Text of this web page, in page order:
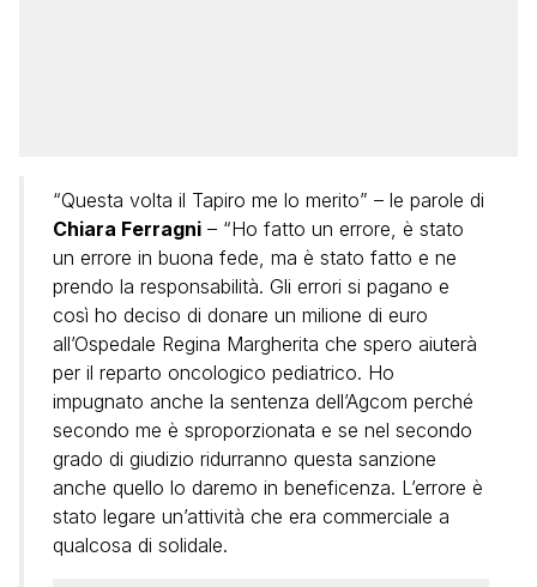
“Questa volta il Tapiro me lo merito” – le parole di
Chiara Ferragni – “Ho fatto un errore, è stato
un errore in buona fede, ma è stato fatto e ne
prendo la responsabilità. Gli errori si pagano e
così ho deciso di donare un milione di euro
all’Ospedale Regina Margherita che spero aiuterà
per il reparto oncologico pediatrico. Ho
impugnato anche la sentenza dell’Agcom perché
secondo me è sproporzionata e se nel secondo
grado di giudizio ridurranno questa sanzione
anche quello lo daremo in beneficenza. L’errore è
stato legare un’attività che era commerciale a
qualcosa di solidale.